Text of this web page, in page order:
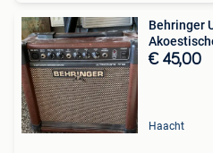
Behringer
€ 45,00
Haacht